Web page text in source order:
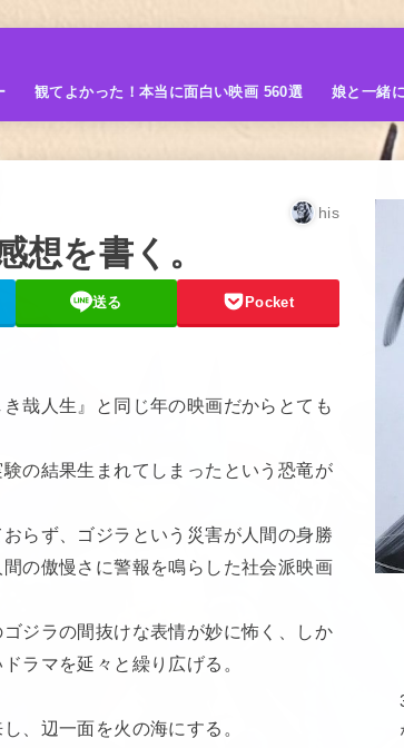
観てよかった！本当に面白い映画 560選 娘と一緒
his
想を書く。
送る Pocket
哉人生』と同じ年の映画だからとても
の結果生まれてしまったという恐竜が
らず、ゴジラという災害が人間の身勝
の傲慢さに警報を鳴らした社会派映画
ジラの間抜けな表情が妙に怖く、しか
ラマを延々と繰り広げる。
、辺一面を火の海にする。